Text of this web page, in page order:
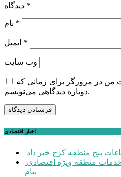
*
*
*
وب‌ سایت
من در مرورگر برای زمانی که
دوباره دیدگاهی می‌نویسم.
اخبار اقتصادی
پنج منطقه کرج خبر داد
پیام